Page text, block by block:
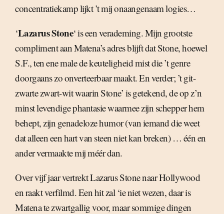
concentratiekamp lijkt ’t mij onaangenaam logies…
‘Lazarus Stone‘ is een verademing. Mijn grootste
compliment aan Matena’s adres blijft dat Stone, hoewel
S.F., ten ene male de keuteligheid mist die ’t genre
doorgaans zo onverteerbaar maakt. En verder; ’t git-
zwarte zwart-wit waarin Stone’ is getekend, de op z’n
minst levendige phantasie waarmee zijn schepper hem
behept, zijn genadeloze humor (van iemand die weet
dat alleen een hart van steen niet kan breken) … één en
ander vermaakte mij méér dan.
Over vijf jaar vertrekt Lazarus Stone naar Hollywood
en raakt verfilmd. Een hit zal ‘ie niet wezen, daar is
Matena te zwartgallig voor, maar sommige dingen